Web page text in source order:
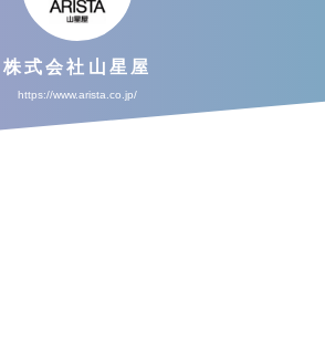
株式会社山星屋
https://www.arista.co.jp/